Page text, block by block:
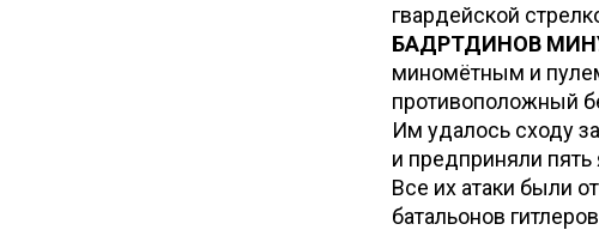
гвардейской
БАДРТДИНОВ
миномётным и
противоположный
Им удалось сходу
и предприняли
Все их атаки были
батальонов